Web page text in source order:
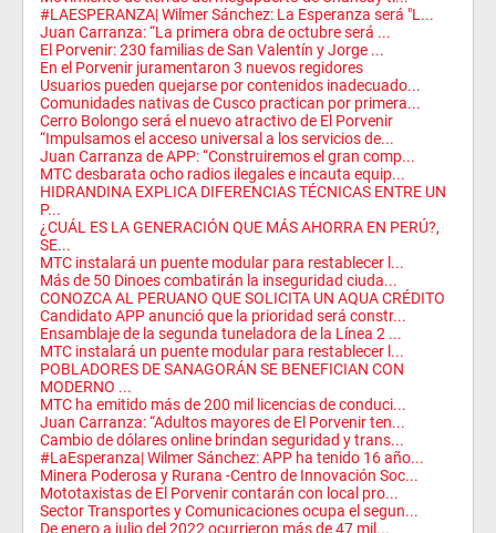
#LAESPERANZA| Wilmer Sánchez: La Esperanza será "L...
Juan Carranza: “La primera obra de octubre será ...
El Porvenir: 230 familias de San Valentín y Jorge ...
En el Porvenir juramentaron 3 nuevos regidores
Usuarios pueden quejarse por contenidos inadecuado...
Comunidades nativas de Cusco practican por primera...
Cerro Bolongo será el nuevo atractivo de El Porvenir
“Impulsamos el acceso universal a los servicios de...
Juan Carranza de APP: “Construiremos el gran comp...
MTC desbarata ocho radios ilegales e incauta equip...
HIDRANDINA EXPLICA DIFERENCIAS TÉCNICAS ENTRE UN
P...
¿CUÁL ES LA GENERACIÓN QUE MÁS AHORRA EN PERÚ?,
SE...
MTC instalará un puente modular para restablecer l...
Más de 50 Dinoes combatirán la inseguridad ciuda...
CONOZCA AL PERUANO QUE SOLICITA UN AQUA CRÉDITO
Candidato APP anunció que la prioridad será constr...
Ensamblaje de la segunda tuneladora de la Línea 2 ...
MTC instalará un puente modular para restablecer l...
POBLADORES DE SANAGORÁN SE BENEFICIAN CON
MODERNO ...
MTC ha emitido más de 200 mil licencias de conduci...
Juan Carranza: “Adultos mayores de El Porvenir ten...
Cambio de dólares online brindan seguridad y trans...
#LaEsperanza| Wilmer Sánchez: APP ha tenido 16 año...
Minera Poderosa y Rurana -Centro de Innovación Soc...
Mototaxistas de El Porvenir contarán con local pro...
Sector Transportes y Comunicaciones ocupa el segun...
De enero a julio del 2022 ocurrieron más de 47 mil...